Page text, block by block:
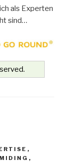
als Experten
sind…
,
,